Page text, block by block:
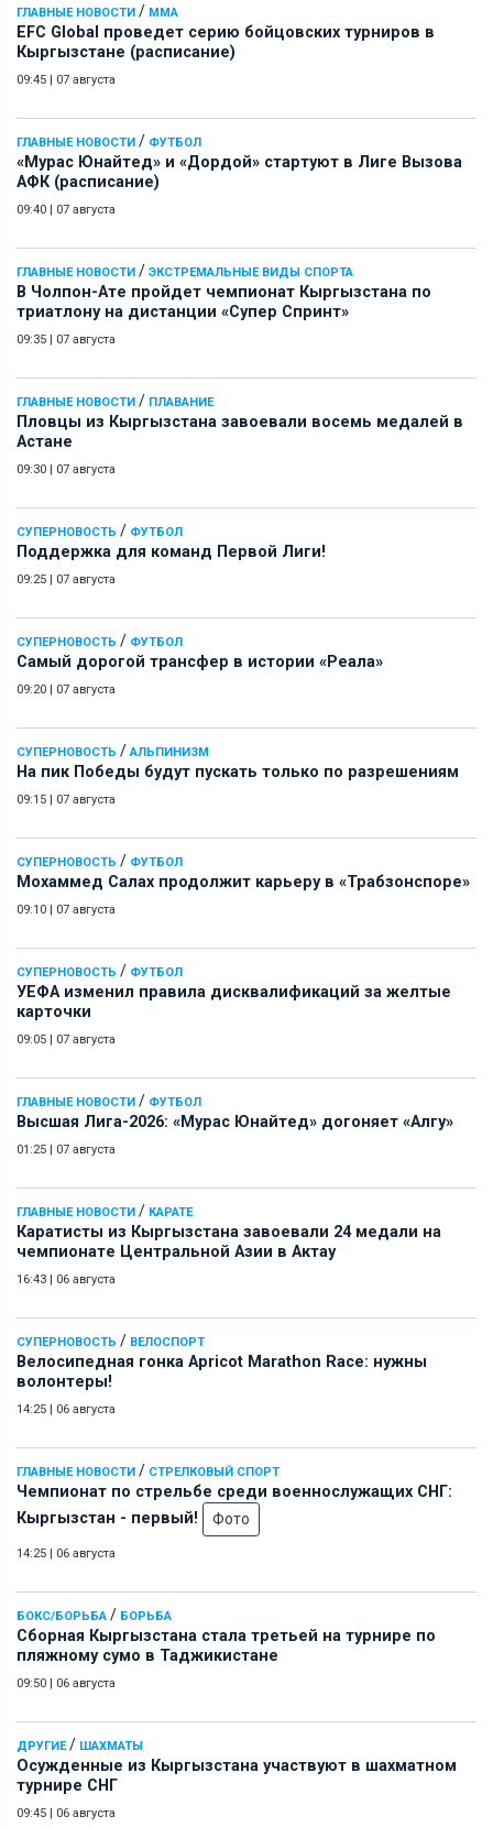
ГЛАВНЫЕ НОВОСТИ / ММА
EFC Global проведет серию бойцовских турниров в
Кыргызстане (расписание)
09:45 | 07 августа
ГЛАВНЫЕ НОВОСТИ / ФУТБОЛ
«Мурас Юнайтед» и «Дордой» стартуют в Лиге Вызова
АФК (расписание)
09:40 | 07 августа
ГЛАВНЫЕ НОВОСТИ / ЭКСТРЕМАЛЬНЫЕ ВИДЫ СПОРТА
В Чолпон-Ате пройдет чемпионат Кыргызстана по
триатлону на дистанции «Супер Спринт»
09:35 | 07 августа
ГЛАВНЫЕ НОВОСТИ / ПЛАВАНИЕ
Пловцы из Кыргызстана завоевали восемь медалей в
Астане
09:30 | 07 августа
СУПЕРНОВОСТЬ / ФУТБОЛ
Поддержка для команд Первой Лиги!
09:25 | 07 августа
СУПЕРНОВОСТЬ / ФУТБОЛ
Самый дорогой трансфер в истории «Реала»
09:20 | 07 августа
СУПЕРНОВОСТЬ / АЛЬПИНИЗМ
На пик Победы будут пускать только по разрешениям
09:15 | 07 августа
СУПЕРНОВОСТЬ / ФУТБОЛ
Мохаммед Салах продолжит карьеру в «Трабзонспоре»
09:10 | 07 августа
СУПЕРНОВОСТЬ / ФУТБОЛ
УЕФА изменил правила дисквалификаций за желтые
карточки
09:05 | 07 августа
ГЛАВНЫЕ НОВОСТИ / ФУТБОЛ
Высшая Лига-2026: «Мурас Юнайтед» догоняет «Алгу»
01:25 | 07 августа
ГЛАВНЫЕ НОВОСТИ / КАРАТЕ
Каратисты из Кыргызстана завоевали 24 медали на
чемпионате Центральной Азии в Актау
16:43 | 06 августа
СУПЕРНОВОСТЬ / ВЕЛОСПОРТ
Велосипедная гонка Apricot Marathon Race: нужны
волонтеры!
14:25 | 06 августа
ГЛАВНЫЕ НОВОСТИ / СТРЕЛКОВЫЙ СПОРТ
Чемпионат по стрельбе среди военнослужащих СНГ:
Кыргызстан - первый!
Фото
14:25 | 06 августа
БОКС/БОРЬБА / БОРЬБА
Сборная Кыргызстана стала третьей на турнире по
пляжному сумо в Таджикистане
09:50 | 06 августа
ДРУГИЕ/ ШАХМАТЫ
Осужденные из Кыргызстана участвуют в шахматном
турнире СНГ
09:45 | 06 августа